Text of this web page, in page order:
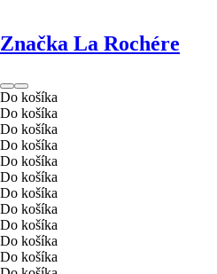
Značka La Rochére
Do košíka
Do košíka
Do košíka
Do košíka
Do košíka
Do košíka
Do košíka
Do košíka
Do košíka
Do košíka
Do košíka